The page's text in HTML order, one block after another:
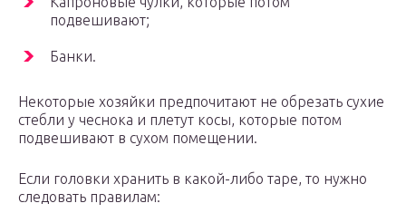
подвешивают;
Банки.
Некоторые хозяйки предпочитают не обрезать сухие
стебли у чеснока и плетут косы, которые потом
подвешивают в сухом помещении.
Если головки хранить в какой-либо таре, то нужно
следовать правилам: